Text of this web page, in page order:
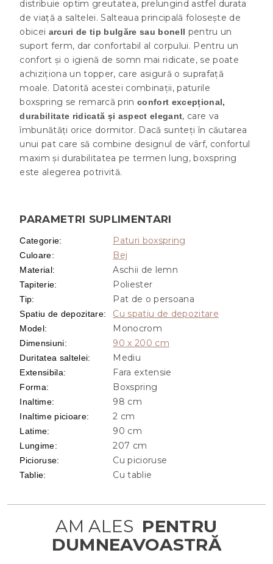
distribuie optim greutatea, prelungind astfel durata
de viață a saltelei. Salteaua principală folosește de
obicei arcuri de tip bulgăre sau bonell pentru un
suport ferm, dar confortabil al corpului. Pentru un
confort și o igienă de somn mai ridicate, se poate
achiziționa un topper, care asigură o suprafață
moale. Datorită acestei combinații, paturile
boxspring se remarcă prin confort excepțional,
durabilitate ridicată și aspect elegant, care va
îmbunătăți orice dormitor. Dacă sunteți în căutarea
unui pat care să combine designul de vârf, confortul
maxim și durabilitatea pe termen lung, boxspring
este alegerea potrivită.
PARAMETRI SUPLIMENTARI
Categorie: Paturi boxspring
Culoare: Bej
Material: Aschii de lemn
Tapiterie: Poliester
Tip: Pat de o persoana
Spatiu de depozitare: Cu spatiu de depozitare
Model: Monocrom
Dimensiuni: 90 x 200 cm
Duritatea saltelei: Mediu
Extensibila: Fara extensie
Forma: Boxspring
Inaltime: 98 cm
Inaltime picioare: 2 cm
Latime: 90 cm
Lungime: 207 cm
Picioruse: Cu picioruse
Tablie: Cu tablie